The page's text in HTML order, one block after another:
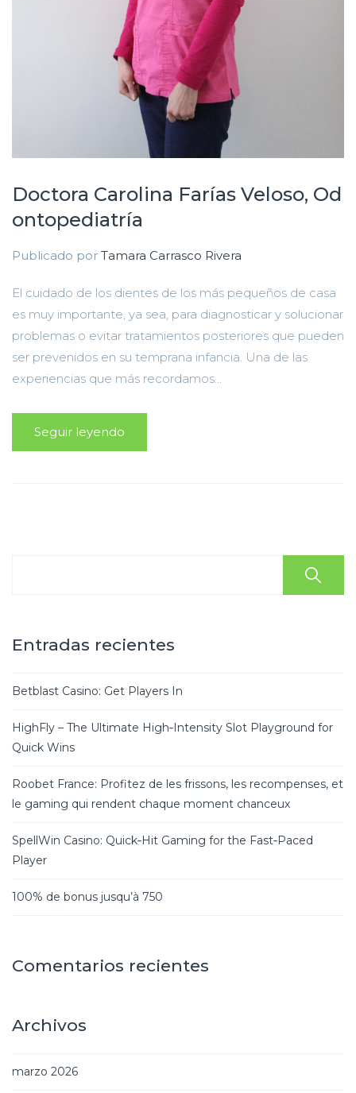
Doctora Carolina Farías Veloso, Od
ontopediatría
Publicado por Tamara Carrasco Rivera
El cuidado de los dientes de los más pequeños de casa
es muy importante, ya sea, para diagnosticar y solucionar
problemas o evitar tratamientos posteriores que pueden
ser prevenidos en su temprana infancia. Una de las
experiencias que más recordamos...
Seguir leyendo
Entradas recientes
Betblast Casino: Get Players In
HighFly – The Ultimate High‑Intensity Slot Playground for
Quick Wins
Roobet France: Profitez de les frissons, les recompenses, et
le gaming qui rendent chaque moment chanceux
SpellWin Casino: Quick‑Hit Gaming for the Fast‑Paced
Player
100% de bonus jusqu’à 750
Comentarios recientes
Archivos
marzo 2026